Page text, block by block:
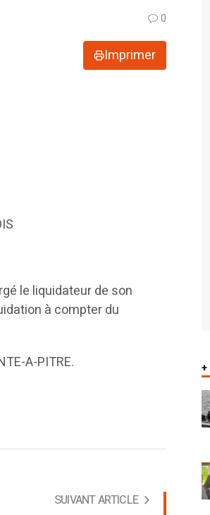
0
Imprimer
le liquidateur de son
à compter du
A-PITRE.
SUIVANT ARTICLE